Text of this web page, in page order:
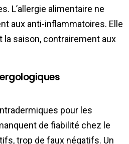
L’allergie alimentaire ne
aux anti-inflammatoires. Elle
saison, contrairement aux
pour les
de fiabilité chez le
trop de faux négatifs. Un